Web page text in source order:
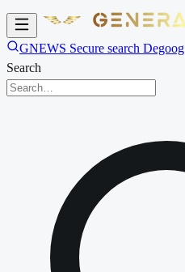
GNEWS Secure search Degoog
Search